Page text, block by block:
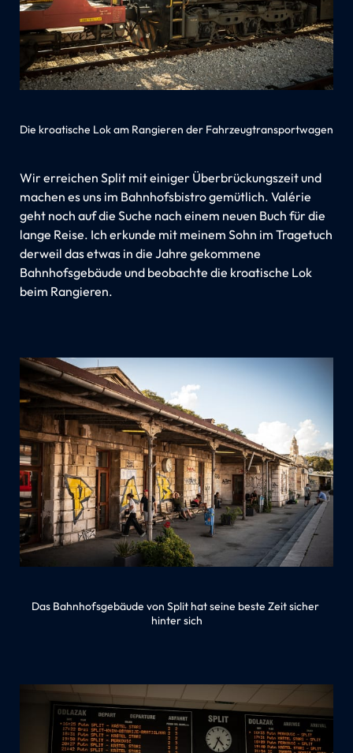
Die kroatische Lok am Rangieren der Fahrzeugtransportwagen
Wir erreichen Split mit einiger Überbrückungszeit und
machen es uns im Bahnhofsbistro gemütlich. Valérie
geht noch auf die Suche nach einem neuen Buch für die
lange Reise. Ich erkunde mit meinem Sohn im Tragetuch
derweil das etwas in die Jahre gekommene
Bahnhofsgebäude und beobachte die kroatische Lok
beim Rangieren.
Das Bahnhofsgebäude von Split hat seine beste Zeit sicher
hinter sich